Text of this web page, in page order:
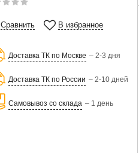
Сравнить В избранное
Доставка ТК по Москве – 2-3 дня
Доставка ТК по России – 2-10 дней
Самовывоз со склада – 1 день